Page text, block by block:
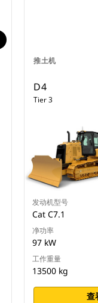
推土机
D4
Tier 3
发动机型号
Cat C7.1
净功率
97 kW
工作重量
13500 kg
查